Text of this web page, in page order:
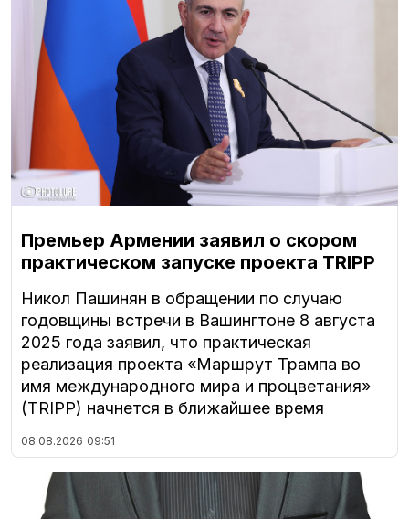
Премьер Армении заявил о скором
практическом запуске проекта TRIPP
Никол Пашинян в обращении по случаю
годовщины встречи в Вашингтоне 8 августа
2025 года заявил, что практическая
реализация проекта «Маршрут Трампа во
имя международного мира и процветания»
(TRIPP) начнется в ближайшее время
08.08.2026 09:51